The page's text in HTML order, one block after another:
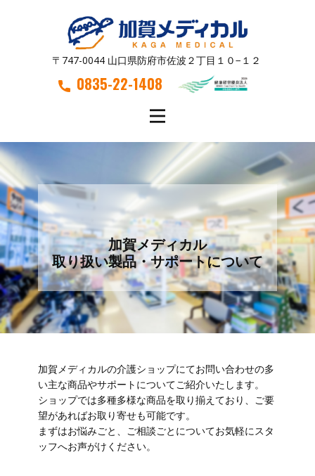
〒747-0044 山口県防府市佐波２丁目１０−１２
0835-22-1408
加賀メディカル
取り扱い製品・サポートについて
加賀メディカルの介護ショップにてお問い合わせの多
い主な商品やサポートについてご紹介いたします。
ショップでは多種多様な商品を取り揃えており、ご要
望があればお取り寄せも可能です。
まずはお悩みごと、ご相談ごとについてお気軽にスタ
ッフへお声がけください。